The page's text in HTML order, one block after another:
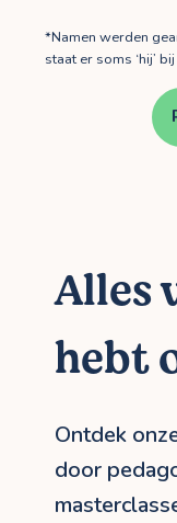
*Namen werden
staat er soms ‘hij’
Alles
hebt
Ontdek
door